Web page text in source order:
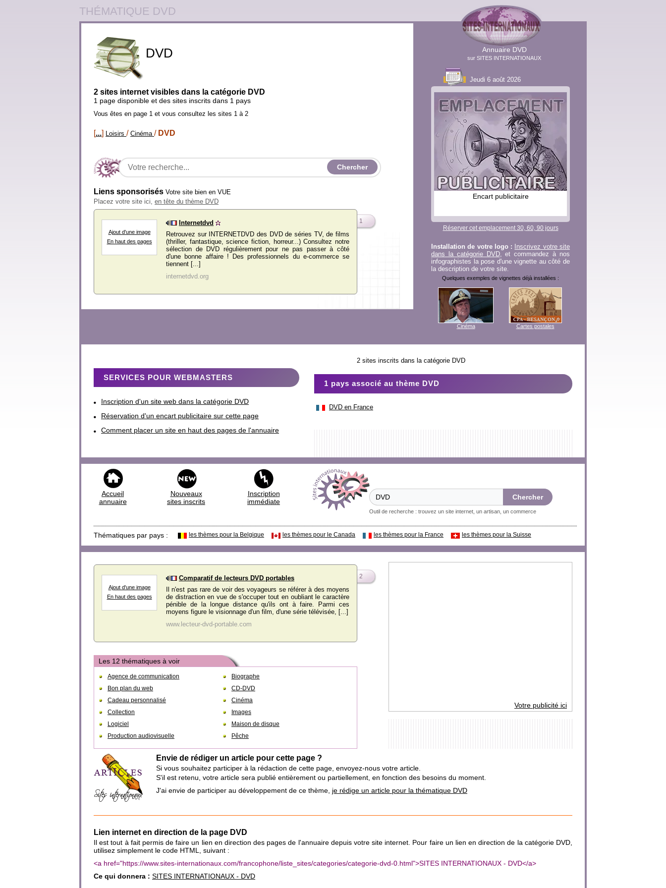
THÉMATIQUE DVD
DVD
2 sites internet visibles dans la catégorie DVD
1 page disponible et des sites inscrits dans 1 pays
Vous êtes en page 1 et vous consultez les sites 1 à 2
[...] Loisirs / Cinéma / DVD
Liens sponsorisés Votre site bien en VUE
Placez votre site ici, en tête du thème DVD
Ajout d'une image
En haut des pages
Internetdvd
Retrouvez sur INTERNETDVD des DVD de séries TV, de films
(thriller, fantastique, science fiction, horreur...) Consultez notre
sélection de DVD régulièrement pour ne pas passer à côté
d'une bonne affaire ! Des professionnels du e-commerce se
tiennent [...]
internetdvd.org
1
Annuaire DVD
sur SITES INTERNATIONAUX
Jeudi 6 août 2026
Encart publicitaire
Réserver cet emplacement 30, 60, 90 jours
Installation de votre logo :
Inscrivez votre site
dans la catégorie DVD, et commandez à nos
infographistes la pose d'une vignette au côté de
la description de votre site.
Quelques exemples de vignettes déjà installées :
Cinéma Cartes postales
SERVICES POUR WEBMASTERS
Inscription d'un site web dans la catégorie DVD
Réservation d'un encart publicitaire sur cette page
Comment placer un site en haut des pages de l'annuaire
2 sites inscrits dans la catégorie DVD
1 pays associé au thème DVD
DVD en France
Accueil
annuaire
Nouveaux
sites inscrits
Inscription
immédiate
Outil de recherche : trouvez un site internet, un artisan, un commerce
Thématiques par pays : les thèmes pour la Belgique les thèmes pour le Canada les thèmes pour la France les thèmes pour la Suisse
Ajout d'une image
En haut des pages
Comparatif de lecteurs DVD portables
Il n'est pas rare de voir des voyageurs se référer à des moyens
de distraction en vue de s'occuper tout en oubliant le caractère
pénible de la longue distance qu'ils ont à faire. Parmi ces
moyens figure le visionnage d'un film, d'une série télévisée, [...]
www.lecteur-dvd-portable.com
2
Les 12 thématiques à voir
Agence de communication
Biographe
Bon plan du web
CD-DVD
Cadeau personnalisé
Cinéma
Collection
Images
Logiciel
Maison de disque
Production audiovisuelle
Pêche
Votre publicité ici
Envie de rédiger un article pour cette page ?
Si vous souhaitez participer à la rédaction de cette page, envoyez-nous votre article.
S'il est retenu, votre article sera publié entièrement ou partiellement, en fonction des besoins du moment.
J'ai envie de participer au développement de ce thème, je rédige un article pour la thématique DVD
Lien internet en direction de la page DVD
Il est tout à fait permis de faire un lien en direction des pages de l'annuaire depuis votre site internet. Pour faire un lien en direction de la catégorie DVD,
utilisez simplement le code HTML, suivant :
<a href="https://www.sites-internationaux.com/francophone/liste_sites/categories/categorie-dvd-0.html">SITES INTERNATIONAUX - DVD</a>
Ce qui donnera : SITES INTERNATIONAUX - DVD